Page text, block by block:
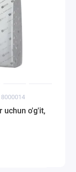
uchun o'g'it,